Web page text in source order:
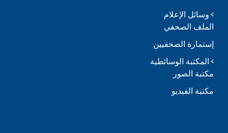
وسائل الإعلام
الملف الصحفي
إستمارة الصحفيين
المكتبة الوسائطية
مكتبة الصور
مكتبة الفيديو